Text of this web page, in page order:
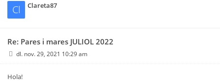
Cl Clareta87
Re: Pares i mares JULIOL 2022
dl. nov. 29, 2021 10:29 am
Hola!